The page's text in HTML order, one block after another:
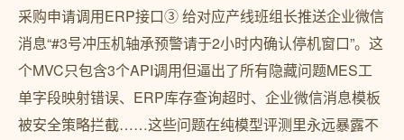
采购申请调用ERP接口③ 给对应产线班组长推送企业微信
消息“#3号冲压机轴承预警请于2小时内确认停机窗口”。这
个MVC只包含3个API调用但逼出了所有隐藏问题MES工
单字段映射错误、ERP库存查询超时、企业微信消息模板
被安全策略拦截……这些问题在纯模型评测里永远暴露不